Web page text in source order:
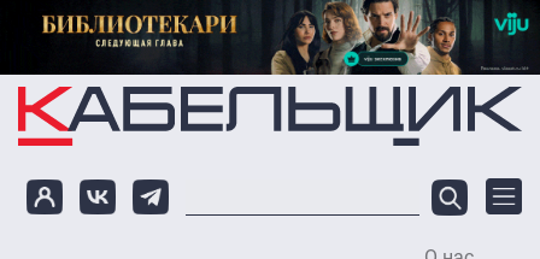
Перейти к основному содержанию